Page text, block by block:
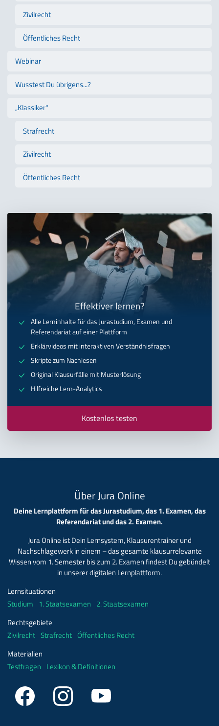
Zivilrecht
Öffentliches Recht
Webinar
Wusstest Du übrigens...?
„Klassiker"
Strafrecht
Zivilrecht
Öffentliches Recht
Effektiver lernen?
Alle Lerninhalte für das Jurastudium, Examen und
Referendariat auf einer Plattform
Erklärvideos mit interaktiven Verständnisfragen
Skripte zum Nachlesen
Original Klausurfälle mit Musterlösung
Hilfreiche Lern-Analytics
Kostenlos testen
Über Jura Online
Deine Lernplattform für das Jurastudium, das 1. Examen, das
Referendariat und das 2. Examen.
Jura Online ist Dein Lernsystem, Klausurentrainer und
Nachschlagewerk in einem – das gesamte klausurrelevante
Wissen vom 1. Semester bis zum 2. Examen findest Du gebündelt
in unserer digitalen Lernplattform.
Lernsituationen
Studium 1. Staatsexamen 2. Staatsexamen
Rechtsgebiete
Zivilrecht Strafrecht Öffentliches Recht
Materialien
Testfragen Lexikon & Definitionen